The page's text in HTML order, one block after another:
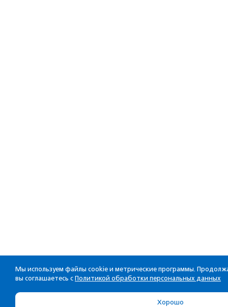
Мы используем файлы cookie и метрические программы.
вы соглашаетесь с Политикой обработки персональных данных
Хорошо